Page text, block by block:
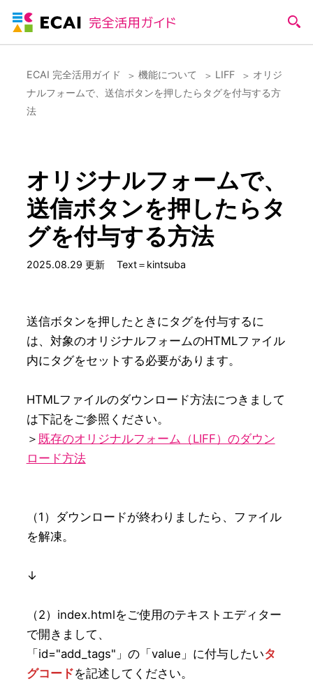
ECAI 完全活用ガイド 機能について LIFF
オリジ
ナルフォームで、送信ボタンを押したらタグを付与する方
法
オリジナルフォームで、
送信ボタンを押したらタ
グを付与する方法
2025.08.29 更新 Text＝kintsuba
送信ボタンを押したときにタグを付与するに
は、対象のオリジナルフォームのHTMLファイル
内にタグをセットする必要があります。
HTMLファイルのダウンロード方法につきまして
は下記をご参照ください。
＞ 既存のオリジナルフォーム（LIFF）のダウン
ロード方法
（1）ダウンロードが終わりましたら、ファイル
を解凍。
↓
（2）index.htmlをご使用のテキストエディター
で開きまして、
「id="add_tags"」の「value」に付与したいタ
グコードを記述してください。